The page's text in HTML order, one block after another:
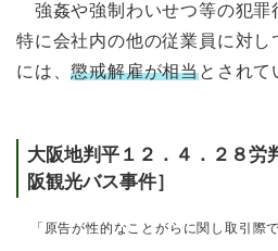
強姦や強制わいせつ等の犯罪
特に会社内の他の従業員に対し
には、懲戒解雇が相当とされて
大阪地判平１２．４．２８労
阪観光バス事件］
「原告が性的なことがらに関し取引際